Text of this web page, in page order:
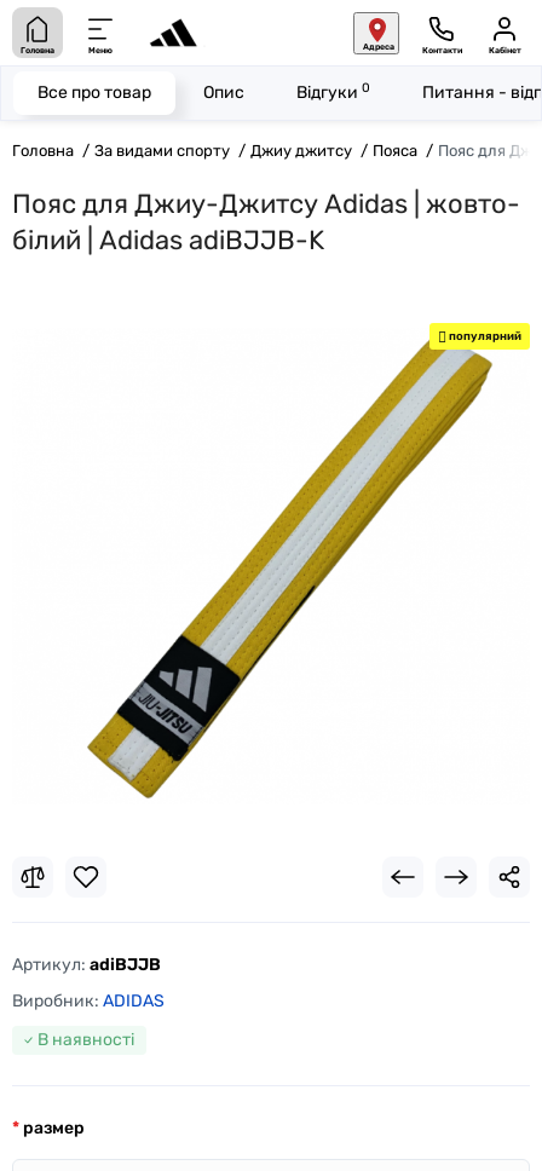
Головна Меню Адреса Контакти Кабінет
Головна За видами спорту Джиу джитсу Пояса Пояс для
Пояс для Джиу-Джитсу Adidas | жовто-
білий | Adidas adiBJJB-K
Все про товар Опис Відгуки 0 Питання -
популярний
Артикул: adiBJJB
Виробник: ADIDAS
В наявності
размер